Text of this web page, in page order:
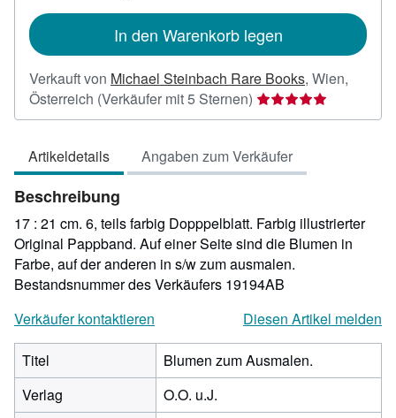
In den Warenkorb legen
Verkauft von Michael Steinbach Rare Books, Wien,
Österreich (Verkäufer mit 5 Sternen) Verkäuferbewertung
5
5
Sternen
Artikeldetails Angaben zum Verkäufer
Beschreibung
17 : 21 cm. 6, teils farbig Dopppelblatt. Farbig illustrierter
Original Pappband. Auf einer Seite sind die Blumen in
Farbe, auf der anderen in s/w zum ausmalen.
Bestandsnummer des Verkäufers 19194AB
Verkäufer kontaktieren
Diesen Artikel melden
Titel
Blumen zum Ausmalen.
Verlag
O.O. u.J.